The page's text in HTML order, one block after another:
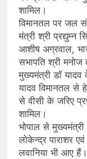
शामिल।
विमानतल पर जल
मंत्री श्री प्रद्युम्न
आशीष अग्रवाल,
सभापति श्री मनोज
मुख्यमंत्री डॉ
यादव विमानतल से
से वीसी के जरिए
शामिल।
भोपाल से
लोकेन्द्र पाराशर
लवानिया भी आए हैं।